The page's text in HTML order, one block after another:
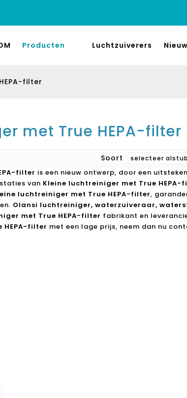
Producten Luchtzuiverers
filter
met True HEPA-filter
Soort
filter is een nieuw ontwerp, door een
van Kleine luchtreiniger met True HEPA-
luchtreiniger met True HEPA-filter,
Olansi luchtreiniger, waterzuiveraar,
met True HEPA-filter fabrikant en
HEPA-filter met een lage prijs, neem dan nu